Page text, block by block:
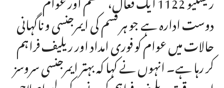
دوست ادارہ ہے جو ہر قسم کی ایمرجنسی و ناگہانی
حالات میں عوام کو فوری امداد اور ریلیف فراہم
کر رہا ہے۔ انہوں نے کہا کہ بہتر ایمرجنسی سروسز